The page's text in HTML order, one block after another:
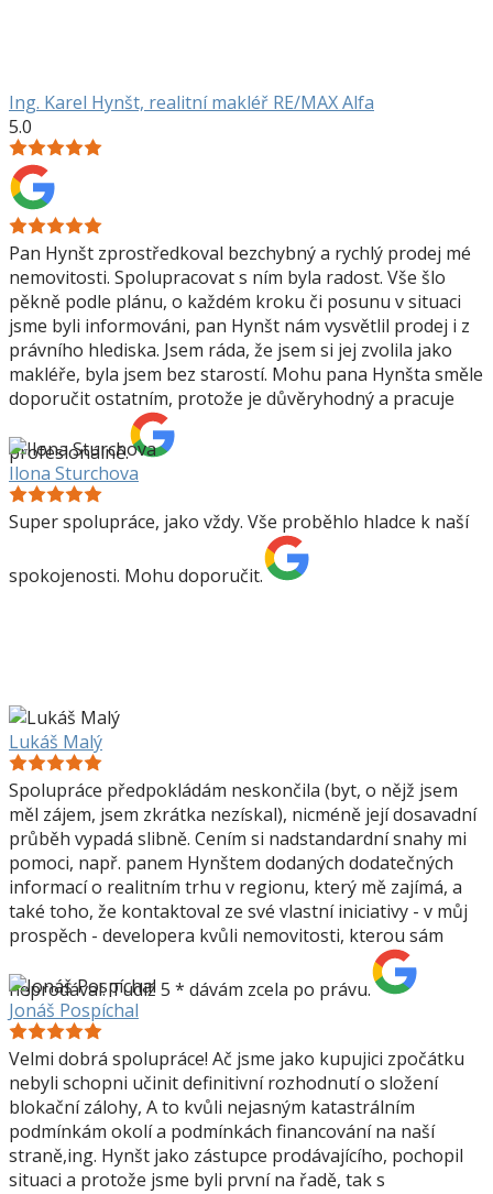
Ing. Karel Hynšt, realitní makléř RE/MAX Alfa
5.0
Pan Hynšt zprostředkoval bezchybný a rychlý prodej mé
nemovitosti. Spolupracovat s ním byla radost. Vše šlo
pěkně podle plánu, o každém kroku či posunu v situaci
jsme byli informováni, pan Hynšt nám vysvětlil prodej i z
právního hlediska. Jsem ráda, že jsem si jej zvolila jako
makléře, byla jsem bez starostí. Mohu pana Hynšta směle
doporučit ostatním, protože je důvěryhodný a pracuje
profesionálně.
Ilona Sturchova
Super spolupráce, jako vždy. Vše proběhlo hladce k naší
spokojenosti. Mohu doporučit.
Lukáš Malý
Spolupráce předpokládám neskončila (byt, o nějž jsem
měl zájem, jsem zkrátka nezískal), nicméně její dosavadní
průběh vypadá slibně. Cením si nadstandardní snahy mi
pomoci, např. panem Hynštem dodaných dodatečných
informací o realitním trhu v regionu, který mě zajímá, a
také toho, že kontaktoval ze své vlastní iniciativy - v můj
prospěch - developera kvůli nemovitosti, kterou sám
neprodával. Tudíž 5 * dávám zcela po právu.
Jonáš Pospíchal
Velmi dobrá spolupráce! Ač jsme jako kupujici zpočátku
nebyli schopni učinit definitivní rozhodnutí o složení
blokační zálohy, A to kvůli nejasným katastrálním
podmínkám okolí a podmínkách financování na naší
straně,ing. Hynšt jako zástupce prodávajícího, pochopil
situaci a protože jsme byli první na řadě, tak s